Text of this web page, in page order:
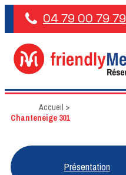
04 79 00 79 79
Accueil >
Chanteneige 301
Présentation